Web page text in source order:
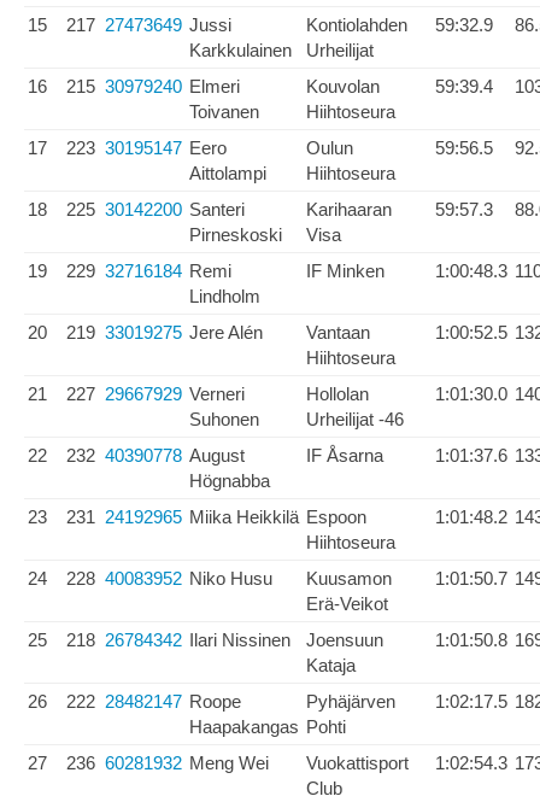
15 217 27473649 Jussi
Karkkulainen
Kontiolahden
Urheilijat
59:32.9
16 215 30979240 Elmeri
Toivanen
Kouvolan
Hiihtoseura
59:39.4
17 223 30195147 Eero
Aittolampi
Oulun
Hiihtoseura
59:56.5
18 225 30142200 Santeri
Pirneskoski
Karihaaran
Visa
59:57.3
19 229 32716184 Remi
Lindholm
IF Minken 1:00:48.3
20 219 33019275 Jere Alén
Vantaan
Hiihtoseura
1:00:52.5
21 227 29667929 Verneri
Suhonen
Hollolan
Urheilijat -46
1:01:30.0
22 232 40390778 August
Högnabba
IF Åsarna 1:01:37.6
23 231 24192965 Miika Heikkilä Espoon
Hiihtoseura
1:01:48.2
24 228 40083952 Niko Husu
Kuusamon
Erä-Veikot
1:01:50.7
25 218 26784342 Ilari Nissinen
Joensuun
Kataja
1:01:50.8
26 222 28482147 Roope
Haapakangas
Pyhäjärven
Pohti
1:02:17.5
27 236 60281932 Meng Wei
Vuokattisport
Club
1:02:54.3